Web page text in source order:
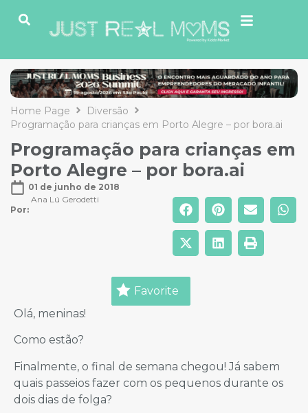
Home Page
Diversão
Programação para crianças em Porto Alegre – por bora.ai
Programação para crianças em
Porto Alegre – por bora.ai
01 de junho de 2018
Por:
Ana Lú Gerodetti
Favorite
Olá, meninas!
Como estão?
Finalmente, o final de semana chegou! Já sabem
quais passeios fazer com os pequenos durante os
dois dias de folga?